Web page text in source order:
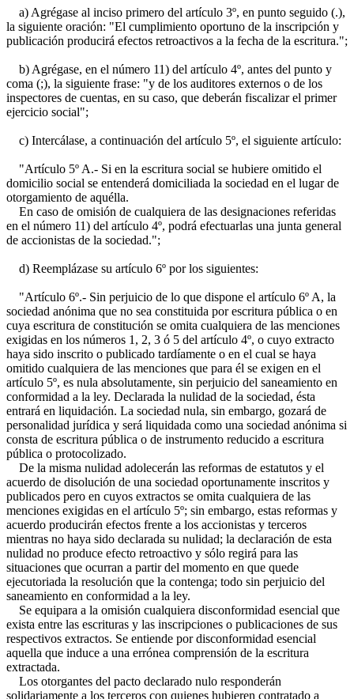
a) Agrégase al inciso primero del artículo 3º, en punto seguido (.),
la siguiente oración: "El cumplimiento oportuno de la inscripción y
publicación producirá efectos retroactivos a la fecha de la escritura.";
b) Agrégase, en el número 11) del artículo 4º, antes del punto y
coma (;), la siguiente frase: "y de los auditores externos o de los
inspectores de cuentas, en su caso, que deberán fiscalizar el primer
ejercicio social";
c) Intercálase, a continuación del artículo 5º, el siguiente artículo:
"Artículo 5º A.- Si en la escritura social se hubiere omitido el
domicilio social se entenderá domiciliada la sociedad en el lugar de
otorgamiento de aquélla.
En caso de omisión de cualquiera de las designaciones referidas
en el número 11) del artículo 4º, podrá efectuarlas una junta general
de accionistas de la sociedad.";
d) Reemplázase su artículo 6º por los siguientes:
"Artículo 6º.- Sin perjuicio de lo que dispone el artículo 6º A, la
sociedad anónima que no sea constituida por escritura pública o en
cuya escritura de constitución se omita cualquiera de las menciones
exigidas en los números 1, 2, 3 ó 5 del artículo 4º, o cuyo extracto
haya sido inscrito o publicado tardíamente o en el cual se haya
omitido cualquiera de las menciones que para él se exigen en el
artículo 5º, es nula absolutamente, sin perjuicio del saneamiento en
conformidad a la ley. Declarada la nulidad de la sociedad, ésta
entrará en liquidación. La sociedad nula, sin embargo, gozará de
personalidad jurídica y será liquidada como una sociedad anónima si
consta de escritura pública o de instrumento reducido a escritura
pública o protocolizado.
De la misma nulidad adolecerán las reformas de estatutos y el
acuerdo de disolución de una sociedad oportunamente inscritos y
publicados pero en cuyos extractos se omita cualquiera de las
menciones exigidas en el artículo 5º; sin embargo, estas reformas y
acuerdo producirán efectos frente a los accionistas y terceros
mientras no haya sido declarada su nulidad; la declaración de esta
nulidad no produce efecto retroactivo y sólo regirá para las
situaciones que ocurran a partir del momento en que quede
ejecutoriada la resolución que la contenga; todo sin perjuicio del
saneamiento en conformidad a la ley.
Se equipara a la omisión cualquiera disconformidad esencial que
exista entre las escrituras y las inscripciones o publicaciones de sus
respectivos extractos. Se entiende por disconformidad esencial
aquella que induce a una errónea comprensión de la escritura
extractada.
Los otorgantes del pacto declarado nulo responderán
solidariamente a los terceros con quienes hubieren contratado a